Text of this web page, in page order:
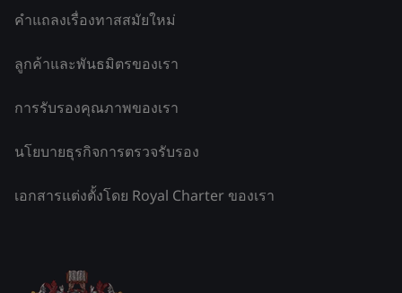
คำแถลงเรื่องทาสสมัยใหม่
ลูกค้าและพันธมิตรของเรา
การรับรองคุณภาพของเรา
นโยบายธุรกิจการตรวจรับรอง
เอกสารแต่งตั้งโดย Royal Charter ของเรา